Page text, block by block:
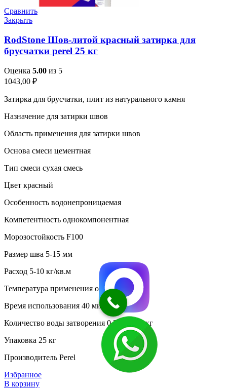
Сравнить
Закрыть
RodStone Шов-литой красный затирка для
брусчатки perel 25 кг
Оценка 5.00 из 5
1043,00 ₽
Затирка для брусчатки, плит из натурального камня
Назначение для затирки швов
Область применения для затирки швов
Основа смеси цементная
Тип смеси сухая смесь
Цвет красный
Особенность водонепроницаемая
Компетентность однокомпонентная
Морозостойкость F100
Размер шва 5-15 мм
Расход 5-10 кг/кв.м
Температура применения от +5С до +30С
Время использования 40 мин
Количество воды затворения 0,22 л на 1 кг
Упаковка 25 кг
Производитель Perel
Избранное
В корзину